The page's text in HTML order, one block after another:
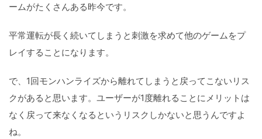
ームがたくさんある昨今です。
平常運転が長く続いてしまうと刺激を求めて他のゲームをプ
レイすることになります。
で、1回モンハンライズから離れてしまうと戻ってこないリス
クがあると思います。ユーザーが1度離れることにメリットは
なく戻って来なくなるというリスクしかないと思うんですよ
ね。